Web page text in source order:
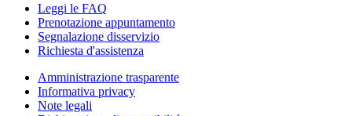
Leggi le FAQ
Prenotazione appuntamento
Segnalazione disservizio
Richiesta d'assistenza
Amministrazione trasparente
Informativa privacy
Note legali